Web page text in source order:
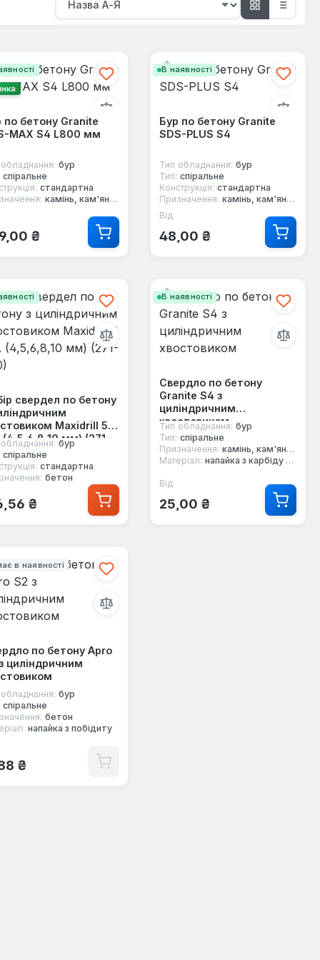
по бетону Granite
MAX S4 L800 мм
бур
спіральне
стандартна
камінь, кам'яна кладка, бетон, клінкер, кераміка, граніт, мармур, керамограніт
ціна:
₴
В наявності
Бур по бетону Granite
SDS-PLUS S4
Тип обладнання: бур
Тип: спіральне
Конструкція: стандартна
Призначення: камінь, кам'яна кладка, бетон, клінкер, кераміка, граніт, мармур, керамограніт
Звичайна ціна:
Від
48,00 ₴
свердел по бетону
Maxidrill 5
(4,5,6,8,10 мм) (271-
бур
спіральне
стандартна
бетон
ціна:
₴
В наявності
Свердло по бетону
Granite S4 з
циліндричним
хвостовиком
Тип обладнання: бур
Тип: спіральне
Призначення: камінь, кам'яна кладка, бетон, клінкер, кераміка, граніт, мармур, керамограніт
Матеріал: напайка з карбіду вольфраму
Звичайна ціна:
Від
25,00 ₴
в наявності
по бетону Apro
циліндричним
бур
спіральне
бетон
напайка з побідиту
ціна:
₴